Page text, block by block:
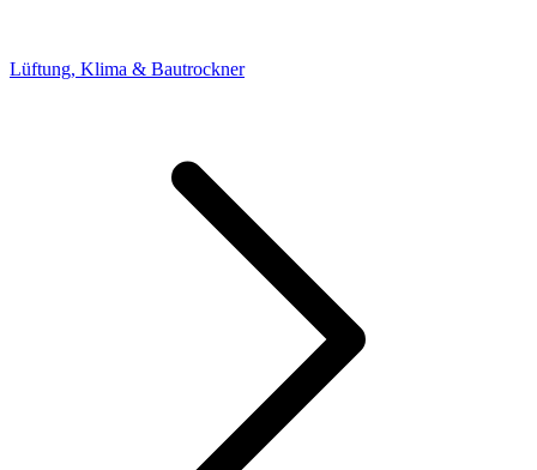
Lüftung, Klima & Bautrockner